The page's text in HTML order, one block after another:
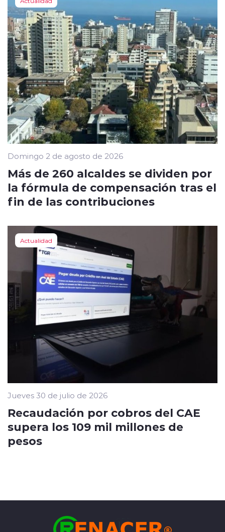
Domingo 2 de agosto de 2026
Más de 260 alcaldes se dividen por
la fórmula de compensación tras el
fin de las contribuciones
Actualidad
Jueves 30 de julio de 2026
Recaudación por cobros del CAE
supera los 109 mil millones de
pesos